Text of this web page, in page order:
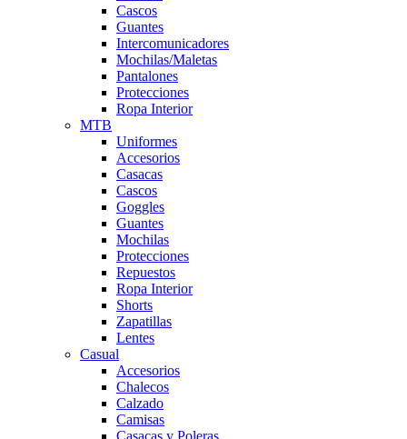
Cascos
Guantes
Intercomunicadores
Mochilas/Maletas
Pantalones
Protecciones
Ropa Interior
MTB
Uniformes
Accesorios
Casacas
Cascos
Goggles
Guantes
Mochilas
Protecciones
Repuestos
Ropa Interior
Shorts
Zapatillas
Lentes
Casual
Accesorios
Chalecos
Calzado
Camisas
Casacas y Poleras